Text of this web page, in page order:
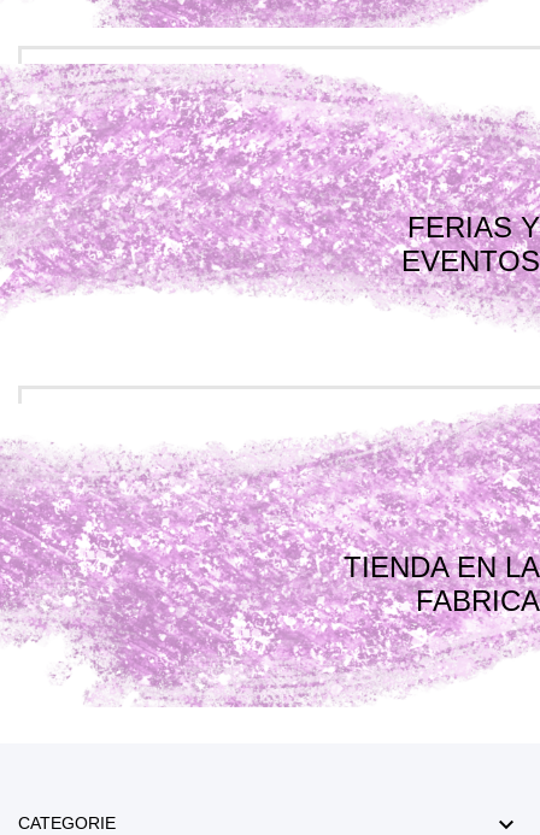
FERIAS Y
EVENTOS
TIENDA EN LA
FABRICA
CATEGORIE 